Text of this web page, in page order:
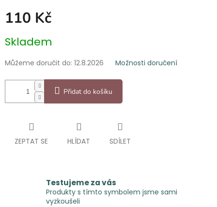
110 Kč
cena:
Skladem
Můžeme doručit do: 12.8.2026 Možnosti doručení
Přidat do košíku
ZEPTAT SE HLÍDAT SDÍLET
Testujeme za vás
Produkty s tímto symbolem jsme sami
vyzkoušeli